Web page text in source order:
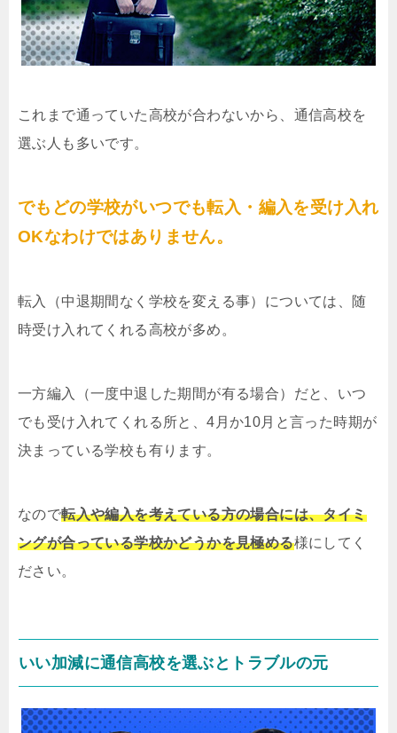
これまで通っていた高校が合わないから、通信高校を
選ぶ人も多いです。
でもどの学校がいつでも転入・編入を受け入れ
OKなわけではありません。
転入（中退期間なく学校を変える事）については、随
時受け入れてくれる高校が多め。
一方編入（一度中退した期間が有る場合）だと、いつ
でも受け入れてくれる所と、4月か10月と言った時期が
決まっている学校も有ります。
なので転入や編入を考えている方の場合には、タイミ
ングが合っている学校かどうかを見極める様にしてく
ださい。
いい加減に通信高校を選ぶとトラブルの元